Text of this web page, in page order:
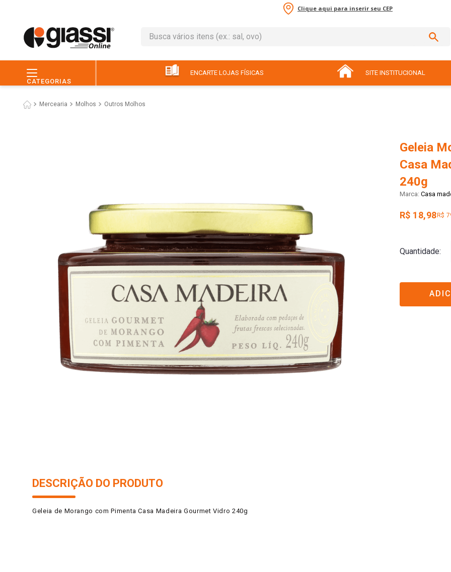
Clique aqui para inserir seu CEP
Busca vários itens (ex.: sal, ovo)
CATEGORIAS
ENCARTE LOJAS FÍSICAS SITE INSTITUCIONAL
Mercearia Molhos Outros Molhos
Geleia
Casa
240g
Casa
R$ 18,98R$
Quantidade
DESCRIÇÃO DO PRODUTO
Geleia de Morango com Pimenta Casa Madeira Gourmet Vidro 240g
café
9º ovo
10º iogurte